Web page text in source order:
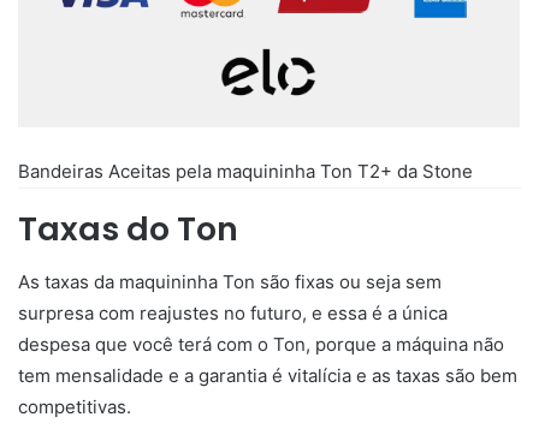
Bandeiras Aceitas pela maquininha Ton T2+ da Stone
Taxas do Ton
As taxas da maquininha Ton são fixas ou seja sem
surpresa com reajustes no futuro, e essa é a única
despesa que você terá com o Ton, porque a máquina não
tem mensalidade e a garantia é vitalícia e as taxas são bem
competitivas.